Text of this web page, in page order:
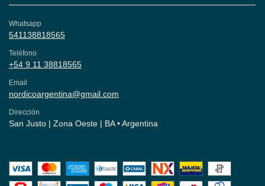
Whatsapp
541138818565
Teléfono
+54 9 11 38818565
Email
nordicoargentina@gmail.com
Dirección
San Justo | Zona Oeste | BA • Argentina